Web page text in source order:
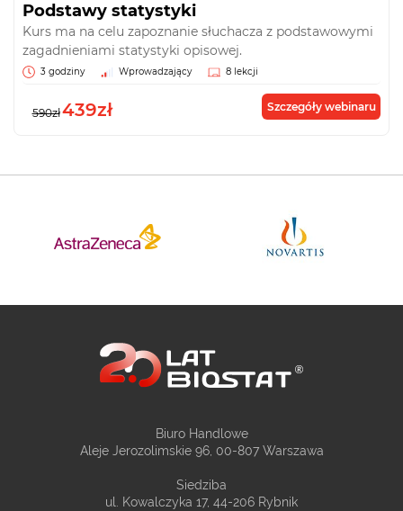
Podstawy statystyki
Kurs ma na celu zapoznanie słuchacza z podstawowymi
zagadnieniami statystyki opisowej.
3 godziny Wprowadzający 8 lekcji
590zł439zł Szczegóły webinaru
Biuro Handlowe
Aleje Jerozolimskie 96, 00-807 Warszawa
Siedziba
ul. Kowalczyka 17, 44-206 Rybnik